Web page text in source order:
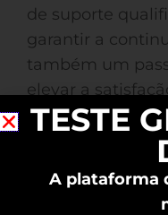
de suporte
garantir a
também um
elevar a
por
Atendimento
mais sua equipe
TESTE
A plataforma